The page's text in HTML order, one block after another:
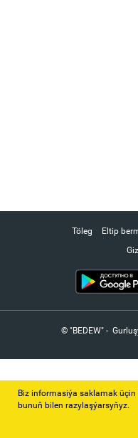
Töleg Eltip
© "BEDEW" -
Biz informasiýa saklamak
bunuň bilen razylaşýarsyňyz.